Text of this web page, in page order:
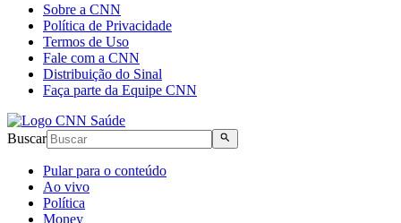
Sobre a CNN
Política de Privacidade
Termos de Uso
Fale com a CNN
Distribuição do Sinal
Faça parte da Equipe CNN
Buscar
Pular para o conteúdo
Ao vivo
Política
Money